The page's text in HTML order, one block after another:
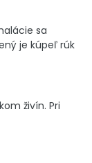
sa
je kúpeľ rúk
živín. Pri